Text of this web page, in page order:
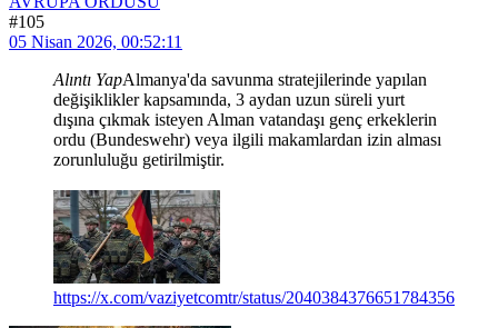
#105
05 Nisan 2026, 00:52:11
Alıntı YapAlmanya'da savunma stratejilerinde yapılan
değişiklikler kapsamında, 3 aydan uzun süreli yurt
dışına çıkmak isteyen Alman vatandaşı genç erkeklerin
ordu (Bundeswehr) veya ilgili makamlardan izin alması
zorunluluğu getirilmiştir.
https://x.com/vaziyetcomtr/status/2040384376651784356